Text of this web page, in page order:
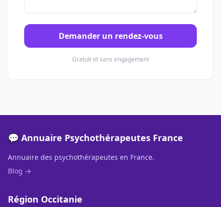
Demander un rendez-vous
Gratuit et sans engagement
💬 Annuaire Psychothérapeutes France
Annuaire des psychothérapeutes en France.
Blog →
Région Occitanie